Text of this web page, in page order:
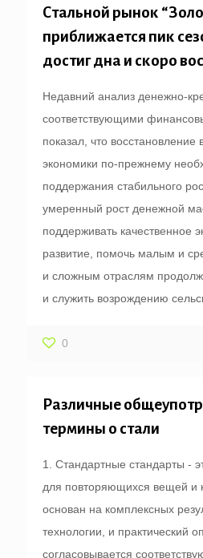
Стальной рынок
приближается пик
достиг дна и скоро
Недавний анализ денежно-
соответствующими
показал, что восстановление
экономики по-прежнему
поддержания стабильного
умеренный рост денежной
поддерживать качественное
развитие, помочь малым и
и сложным отраслям
и служить возрождению
0
Различные
термины о стали
1. Стандартные стандарты -
для повторяющихся вещей и
основан на комплексных
технологии, и практический
согласовывается